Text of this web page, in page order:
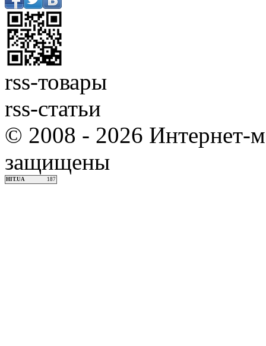
rss-товары
rss-статьи
© 2008 - 2026 Интернет-
защищены
HIT.UA 187